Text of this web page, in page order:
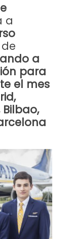
a
a
para
el mes